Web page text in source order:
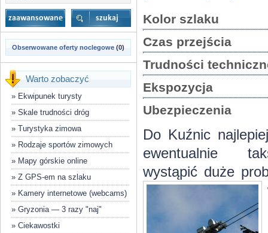
Kolor szlaku
Czas przejścia
Trudności
Ekspozycja
Ubezpieczenia
Do Kuźnic
ewentualnie
wystąpić duże
Obserwowane oferty noclegowe (0)
Warto zobaczyć
» Ekwipunek turysty
» Skale trudności dróg
» Turystyka zimowa
» Rodzaje sportów zimowych
» Mapy górskie online
» Z GPS-em na szlaku
» Kamery internetowe (webcams)
» Gryzonia — 3 razy "naj"
» Ciekawostki